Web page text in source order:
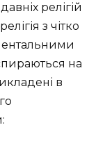
релігій
з чітко
на
в